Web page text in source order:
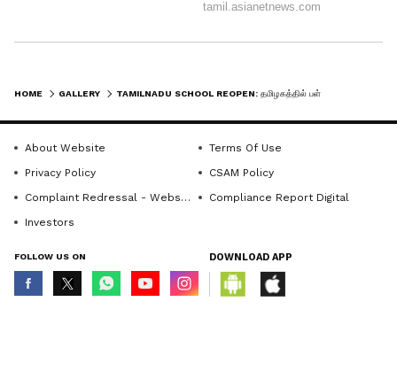
HOME GALLERY
About Website
Terms Of Use
Privacy Policy
CSAM Policy
Complaint Redressal - Website
Compliance Report Digital
Investors
FOLLOW US ON DOWNLOAD APP